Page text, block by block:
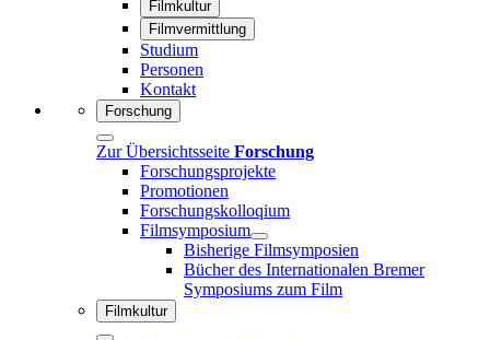
Filmkultur
Filmvermittlung
Studium
Personen
Kontakt
Forschung
Zur Übersichtsseite Forschung
Forschungsprojekte
Promotionen
Forschungskolloqium
Filmsymposium
Bisherige Filmsymposien
Bücher des Internationalen Bremer
Symposiums zum Film
Filmkultur